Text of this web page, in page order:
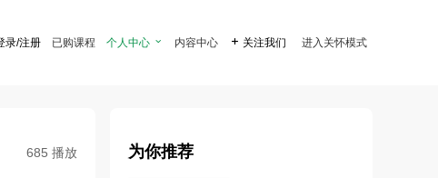
录/注册 已购课程 个人中心  内容中心  关注我们 进入关怀模式
685 播放 为你推荐